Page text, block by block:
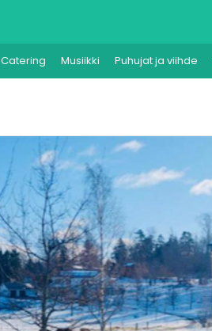
Catering Musiikki Puhujat ja viihde